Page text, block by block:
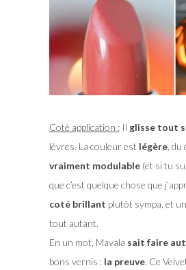
Coté application :Il glisse tout
lèvres. La couleur est légère, du
vraiment modulable(et si tu
que c’est quelque chose que
coté brillant plutôt sympa, et
tout autant.
En un mot, Mavala sait faire
bons vernis :la preuve. Ce